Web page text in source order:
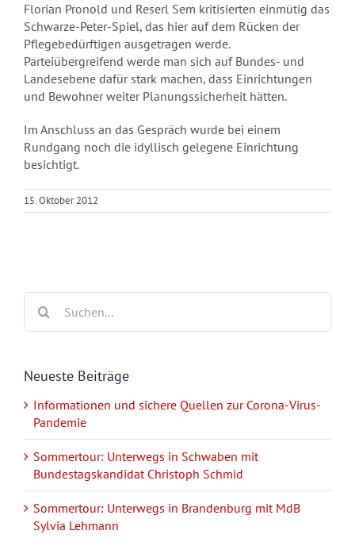
Florian Pronold und Reserl Sem kritisierten einmütig das
Schwarze-Peter-Spiel, das hier auf dem Rücken der
Pflegebedürftigen ausgetragen werde.
Parteiübergreifend werde man sich auf Bundes- und
Landesebene dafür stark machen, dass Einrichtungen
und Bewohner weiter Planungssicherheit hätten.
Im Anschluss an das Gespräch wurde bei einem
Rundgang noch die idyllisch gelegene Einrichtung
besichtigt.
15. Oktober 2012
nach:
Neueste Beiträge
Informationen und sichere Quellen zur Corona-Virus-
Pandemie
Sommertour: Unterwegs in Schwaben mit
Bundestagskandidat Christoph Schmid
Sommertour: Unterwegs in Brandenburg mit MdB
Sylvia Lehmann